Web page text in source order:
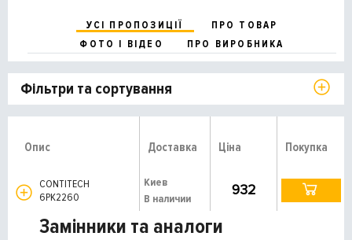
УСІ ПРОПОЗИЦІЇ
ПРО ТОВАР
ФОТО І ВІДЕО
ПРО ВИРОБНИКА
Фільтри та сортування
Опис Доставка Ціна Покупка
CONTITECH
6PK2260
Киев
В наличии
932
Замінники та аналоги